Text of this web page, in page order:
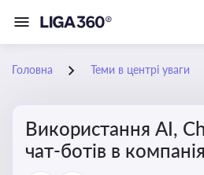
Головна Теми в центрі уваги
Використання AI,
чат-ботів в